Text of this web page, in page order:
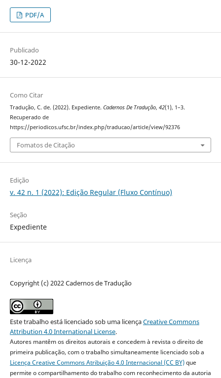
PDF/A
Publicado
30-12-2022
Como Citar
Tradução, C. de. (2022). Expediente. Cadernos De Tradução, 42(1), 1–3.
Recuperado de
https://periodicos.ufsc.br/index.php/traducao/article/view/92376
Fomatos de Citação
Edição
v. 42 n. 1 (2022): Edição Regular (Fluxo Contínuo)
Seção
Expediente
Licença
Copyright (c) 2022 Cadernos de Tradução
Este trabalho está licenciado sob uma licençaCreative Commons
Attribution 4.0 International License.
Autores mantêm os direitos autorais e concedem à revista o direito de
primeira publicação, com o trabalho simultaneamente licenciado sob a
Licença Creative Commons Atribuição 4.0 Internacional (CC BY)que
permite o compartilhamento do trabalho com reconhecimento da autoria